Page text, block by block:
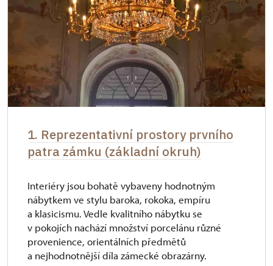
1. Reprezentativní prostory prvního
patra zámku (základní okruh)
Interiéry jsou bohatě vybaveny hodnotným
nábytkem ve stylu baroka, rokoka, empíru
a klasicismu. Vedle kvalitního nábytku se
v pokojích nachází množství porcelánu různé
provenience, orientálních předmětů
a nejhodnotnější díla zámecké obrazárny.